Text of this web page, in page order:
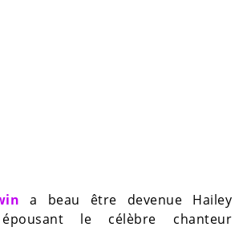
a beau être devenue Hailey
le célèbre chanteur